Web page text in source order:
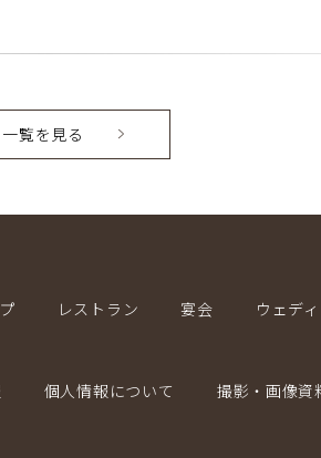
一覧を見る
レストラン 宴会 ウェデ
個人情報について 撮影・画像資